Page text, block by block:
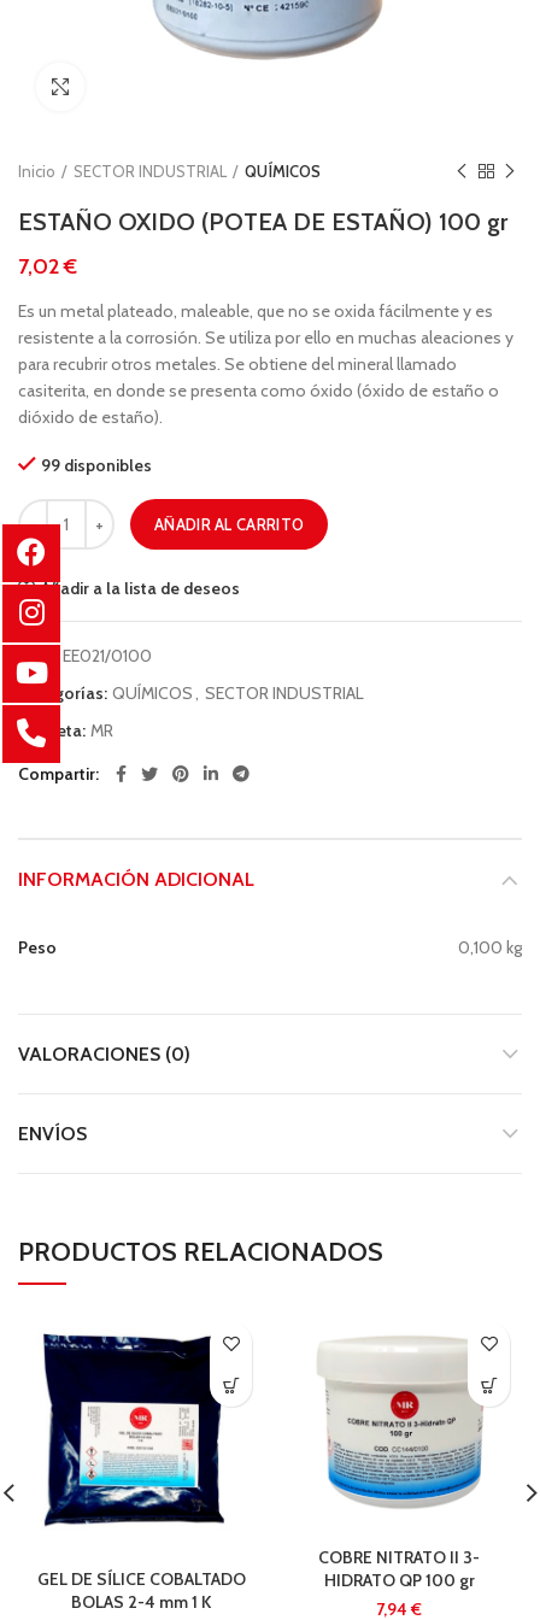
Inicio SECTOR INDUSTRIAL QUÍMICOS
ESTAÑO OXIDO (POTEA DE ESTAÑO) 100 gr
€
Es un metal plateado, maleable, que no se oxida fácilmente y es
resistente a la corrosión. Se utiliza por ello en muchas aleaciones y
para recubrir otros metales. Se obtiene del mineral llamado
casiterita, en donde se presenta como óxido (óxido de estaño o
dióxido de estaño).
99 disponibles
AÑADIR AL CARRITO
Añadir a la lista de deseos
EE021/0100
Categorías: QUÍMICOS, SECTOR INDUSTRIAL
Etiqueta: MR
Compartir
INFORMACIÓN ADICIONAL
Peso 0,100 kg
VALORACIONES (0)
ENVÍOS
PRODUCTOS RELACIONADOS
GEL DE SÍLICE COBALTADO
BOLAS 2-4 mm 1 K
COBRE NITRATO II 3-
HIDRATO QP 100 gr
€